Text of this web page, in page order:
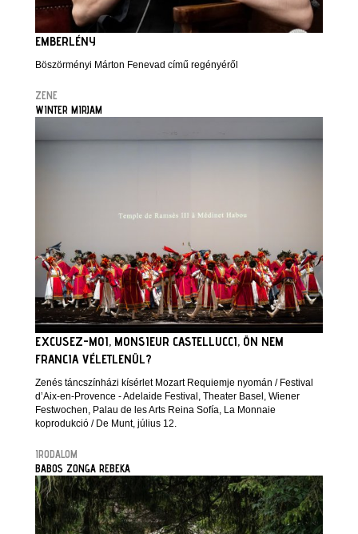
EMBERLÉNY
Böszörményi Márton Fenevad című regényéről
ZENE
WINTER MIRJAM
EXCUSEZ-MOI, MONSIEUR CASTELLUCCI, ÖN NEM
FRANCIA VÉLETLENÜL?
Zenés táncszínházi kísérlet Mozart Requiemje nyomán / Festival
d’Aix-en-Provence - Adelaide Festival, Theater Basel, Wiener
Festwochen, Palau de les Arts Reina Sofía, La Monnaie
koprodukció / De Munt, július 12.
IRODALOM
BABOS ZONGA REBEKA